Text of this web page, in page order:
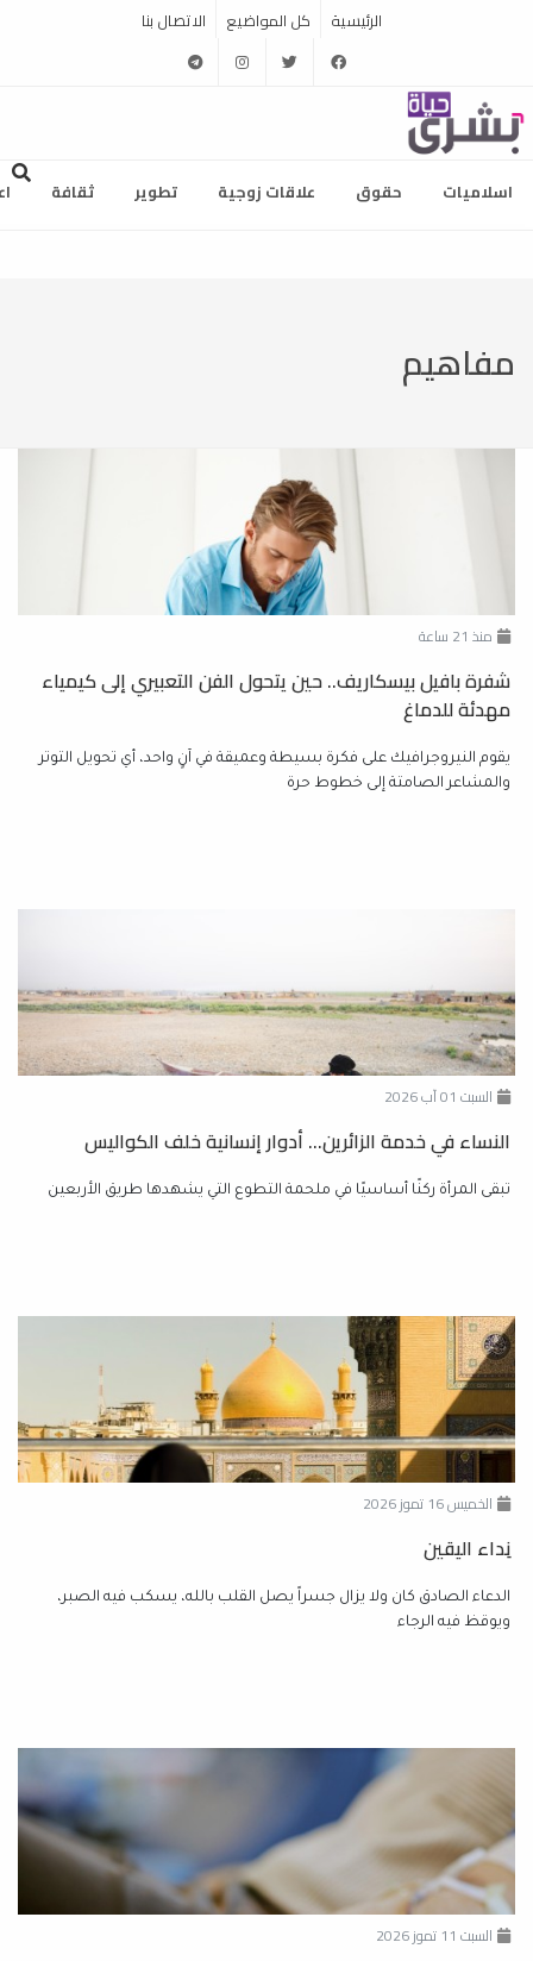
الرئيسية كل المواضيع الاتصال بنا
facebook
twitter
instagram
telegram
اسلاميات حقوق علاقات زوجية تطوير ثقافة
مفاهيم
منذ 21 ساعة
شفرة بافيل بيسكاريف.. حين يتحول الفن التعبيري إلى كيمياء
مهدئة للدماغ
يقوم النيروجرافيك على فكرة بسيطة وعميقة في آنٍ واحد، أي تحويل التوتر
والمشاعر الصامتة إلى خطوط حرة
السبت 01 آب 2026
النساء في خدمة الزائرين... أدوار إنسانية خلف الكواليس
تبقى المرأة ركنًا أساسيًا في ملحمة التطوع التي يشهدها طريق الأربعين
الخميس 16 تموز 2026
نِداء اليقين
الدعاء الصادق كان ولا يزال جسراً يصل القلب بالله، يسكب فيه الصبر،
ويوقظ فيه الرجاء
السبت 11 تموز 2026